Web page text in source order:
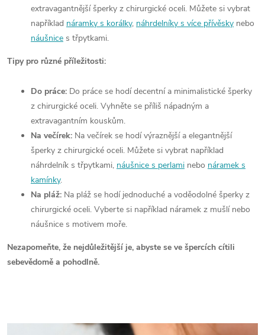
extravagantnější šperky z chirurgické oceli. Můžete si vybrat
například náramky s korálky, náhrdelníky s více přívěsky nebo
náušnice s třpytkami.
Tipy pro různé příležitosti:
Do práce: Do práce se hodí decentní a minimalistické šperky
z chirurgické oceli. Vyhněte se příliš nápadným a
extravagantním kouskům.
Na večírek: Na večírek se hodí výraznější a elegantnější
šperky z chirurgické oceli. Můžete si vybrat například
náhrdelník s třpytkami, náušnice s perlami nebo náramek s
kamínky.
Na pláž: Na pláž se hodí jednoduché a voděodolné šperky z
chirurgické oceli. Vyberte si například náramek z mušlí nebo
náušnice s motivem moře.
Nezapomeňte, že nejdůležitější je, abyste se ve špercích cítili
sebevědomě a pohodlně.